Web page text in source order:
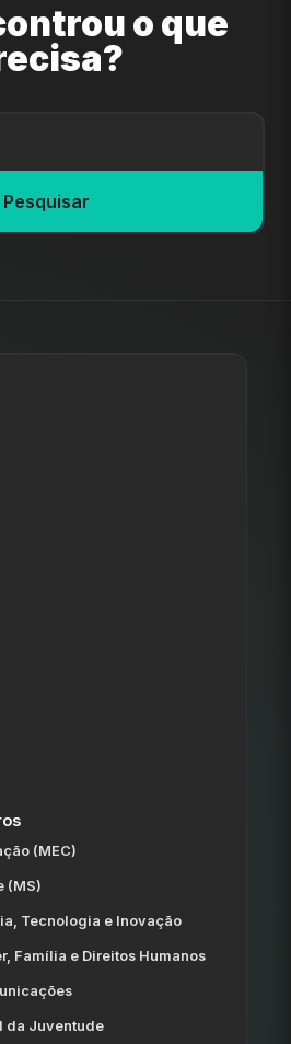
o que
Pesquisar
(MEC)
(MS)
Tecnologia e Inovação
Família e Direitos Humanos
da Juventude